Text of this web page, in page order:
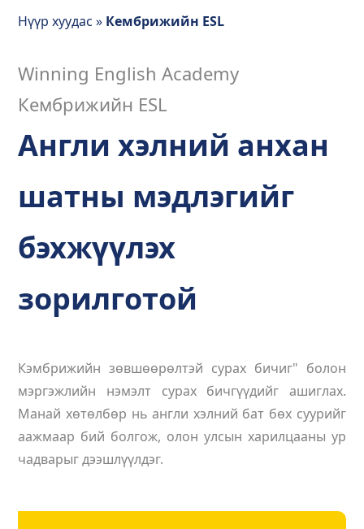
Нүүр хуудас » Кембрижийн ESL
Winning English Academy
Кембрижийн ESL
Англи хэлний анхан
шатны мэдлэгийг
бэхжүүлэх
зорилготой
Кэмбрижийн зөвшөөрөлтэй сурах бичиг" болон
мэргэжлийн нэмэлт сурах бичгүүдийг ашиглах.
Манай хөтөлбөр нь англи хэлний бат бөх суурийг
аажмаар бий болгож, олон улсын харилцааны ур
чадварыг дээшлүүлдэг.